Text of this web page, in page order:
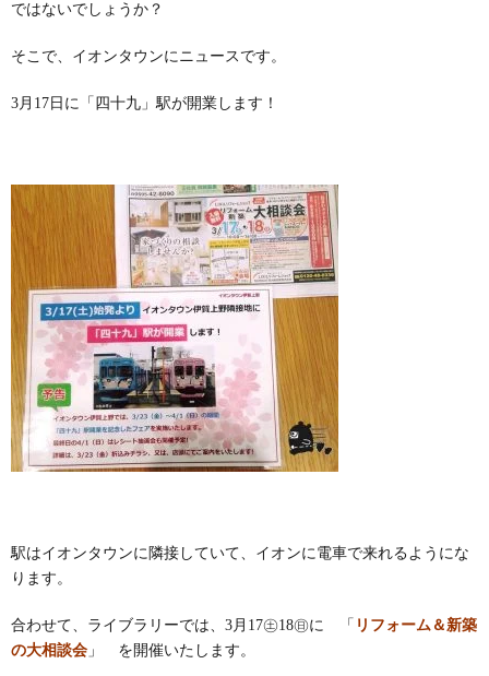
ではないでしょうか？
そこで、イオンタウンにニュースです。
3月17日に「四十九」駅が開業します！
駅はイオンタウンに隣接していて、イオンに電車で来れるようにな
ります。
合わせて、ライブラリーでは、3月17㊏18㊐に 「 リフォーム＆新築
の大相談会 」 を開催いたします。